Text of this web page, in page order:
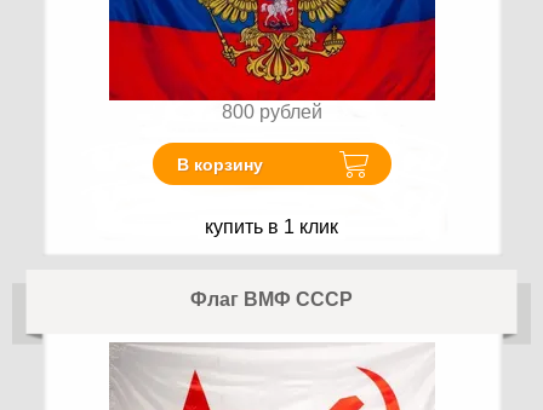
800 рублей
В корзину
купить в 1 клик
Флаг ВМФ СССР